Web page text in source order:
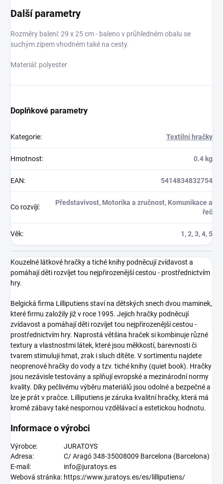
Další parametry
Rozměry balení: 29 x 25 cm - baleno v průhledném obalu se
suchým zipem vhodném také na cesty.
Materiál: polyester
Doplňkové parametry
Kategorie: Textilní hračky
Hmotnost: 0.4 kg
EAN: 5414834832754
Co rozvíjí:
Představivost, Motorika a zručnost, Komunikace a
řeč
Věk: 1, 2, 3, 4, 5
Kouzelné látkové hračky a tiché knihy podněcují zvídavost a
pomáhají děti rozvíjet tou nejpřirozenější cestou - prostřednictvím
hry.
Belgická firma Lilliputiens staví na dětských snech dvou maminek,
které firmu založily již v roce 1995. Jejich hračky podněcují
zvídavost a pomáhají děti rozvíjet tou nejpřirozenější cestou -
prostřednictvím hry. Naprostá většina hraček si kombinuje různé
textury a vlastnostmi látek, které jsou měkkostí, barevnosti či
tvarem stimuluji hmat, zrak i sluch dítěte. V sortimentu najdete
neoprenové hračky do vody a tzv. tiché knihy (quiet book). Hračky
jsou nezávisle testovány a splňují evropské a mezinárodní normy
kvality. Díky pečlivému výběru materiálů jsou odolné a bezpečné a
lze je prát v pračce. Lilliputiens je záruka kvalitní hračky, která má
kromě zábavy také nespornou vzdělávací a estetickou hodnotu.
Informace o výrobci
Výrobce:
JURATOYS
Adresa:
C/ Aragó 348-35008009 Barcelona (Barcelona)
E-mail:
info@juratoys.es
Webová stránka: https://www.juratoys.es/es/lilliputiens/